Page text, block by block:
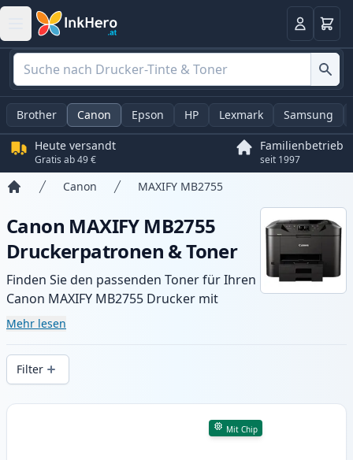
Anmelden
Brother Canon Epson HP Lexmark Samsung
Heute versandt
Gratis ab 49 €
Familienbetrieb
seit 1997
Canon MAXIFY MB2755
Canon MAXIFY MB2755
Druckerpatronen & Toner
Finden Sie den passenden Toner für Ihren
Canon MAXIFY MB2755 Drucker mit
unserer Auswahl an kompatiblen und XL-
gleichbleibender Druckqualität und
schnellem Versand aus lokalem Lager in .
Mehr lesen
Filter
Produkte
Mit Chip